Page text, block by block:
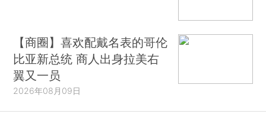
【商圈】喜欢配戴名表的哥伦
比亚新总统 商人出身拉美右
翼又一员
2026年08月09日